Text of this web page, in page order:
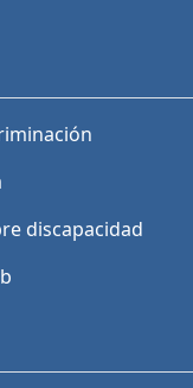
discapacidad